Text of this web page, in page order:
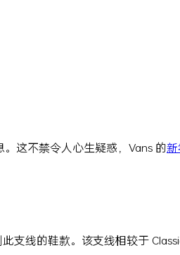
这不禁令人心生疑惑，Vans 的
支线的鞋款。该支线相较于